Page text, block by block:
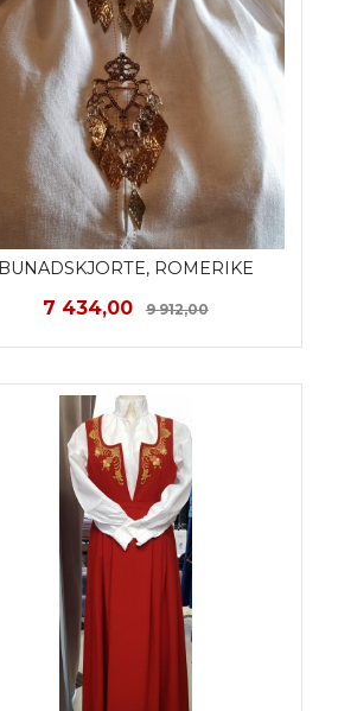
BUNADSKJORTE, ROMERIKE
Tilbud
7 434,00 9 912,00Rabatt
LES MER